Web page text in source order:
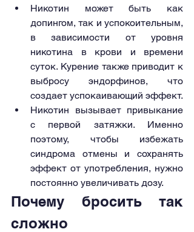
Никотин может быть как
допингом, так и успокоительным,
в зависимости от уровня
никотина в крови и времени
суток. Курение также приводит к
выбросу эндорфинов, что
создает успокаивающий эффект.
Никотин вызывает привыкание
с первой затяжки. Именно
поэтому, чтобы избежать
синдрома отмены и сохранять
эффект от употребления, нужно
постоянно увеличивать дозу.
Почему бросить так
сложно